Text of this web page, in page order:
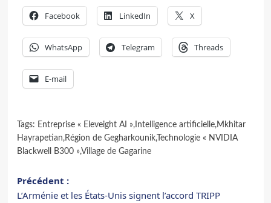
Facebook LinkedIn X
WhatsApp Telegram Threads
E-mail
Tags: Entreprise « Eleveight AI »,Intelligence artificielle,Mkhitar
Hayrapetian,Région de Gegharkounik,Technologie « NVIDIA
Blackwell B300 »,Village de Gagarine
Navigation
Précédent :
L’Arménie et les États-Unis signent l’accord TRIPP